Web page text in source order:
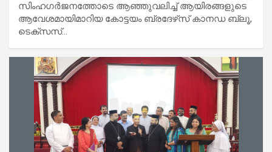
സിംഹഗര്‍ജനത്തോടെ ആഞ്ഞുവലിച്ച് ആയിരങ്ങളുടെ
ആവേശമായിമാറിയ കോട്ടയം ബ്രദേഴ്‌സ് കാനഡ ബ്ലൂ,
ടെക്‌സസ്…